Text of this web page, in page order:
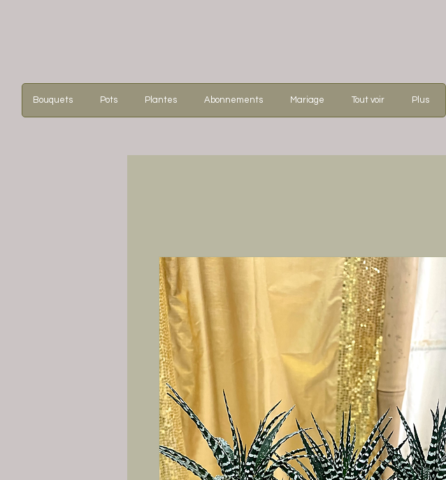
Bouquets Pots Plantes Abonnements Mariage Tout voir Plus